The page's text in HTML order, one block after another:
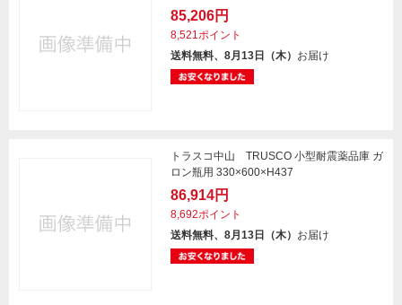
85,206円
8,521ポイント
送料無料、8月13日（木） お届け
トラスコ中山 TRUSCO 小型耐震薬品庫 ガ
ロン瓶用 330×600×H437
86,914円
8,692ポイント
送料無料、8月13日（木） お届け